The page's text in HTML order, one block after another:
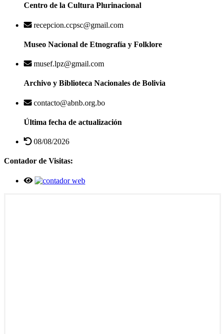
Centro de la Cultura Plurinacional
recepcion.ccpsc@gmail.com
Museo Nacional de Etnografía y Folklore
musef.lpz@gmail.com
Archivo y Biblioteca Nacionales de Bolivia
contacto@abnb.org.bo
Última fecha de actualización
08/08/2026
Contador de Visitas: